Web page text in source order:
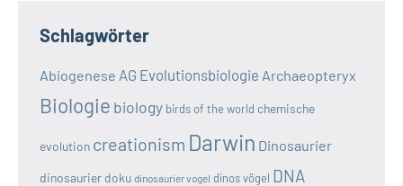
Schlagwörter
Abiogenese AG Evolutionsbiologie Archaeopteryx
Biologie biology birds of the world chemische
evolution creationism Darwin Dinosaurier
dinosaurier doku dinosaurier vogel dinos vögel DNA